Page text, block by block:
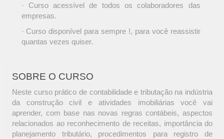
· Curso acessível de todos os colaboradores das
empresas.
· Curso disponível para sempre !, para você reassistir
quantas vezes quiser.
SOBRE O CURSO
Neste curso prático de contabilidade e tributação na indústria
da construção civil e atividades imobiliárias você vai
aprender, com base nas novas regras contábeis, aspectos
relacionados ao reconhecimento de receitas, importância do
planejamento tributário, procedimentos para registro de